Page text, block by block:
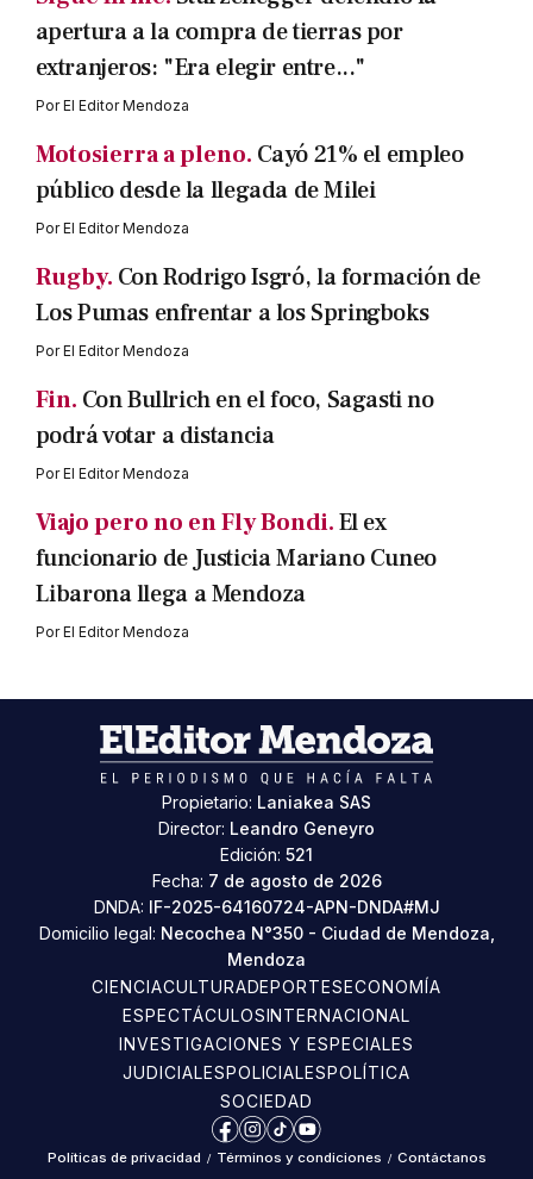
apertura a la compra de tierras por
extranjeros: "Era elegir entre..."
PorEl Editor Mendoza
Motosierra a pleno. Cayó 21% el empleo
público desde la llegada de Milei
PorEl Editor Mendoza
Rugby. Con Rodrigo Isgró, la formación de
Los Pumas enfrentar a los Springboks
PorEl Editor Mendoza
Fin. Con Bullrich en el foco, Sagasti no
podrá votar a distancia
PorEl Editor Mendoza
Viajo pero no en Fly Bondi.El ex
funcionario de Justicia Mariano Cuneo
Libarona llega a Mendoza
PorEl Editor Mendoza
Propietario: Laniakea SAS
Director: Leandro Geneyro
Edición: 521
Fecha: 7 de agosto de 2026
DNDA: IF-2025-64160724-APN-DNDA#MJ
Domicilio legal: Necochea N°350 - Ciudad de Mendoza,
Mendoza
CIENCIACULTURADEPORTESECONOMÍA
ESPECTÁCULOSINTERNACIONAL
INVESTIGACIONES Y ESPECIALES
JUDICIALESPOLICIALESPOLÍTICA
SOCIEDAD
Facebook
Instagram
TikTokYouTube
Políticas de privacidad / Términos y condiciones / Contáctanos